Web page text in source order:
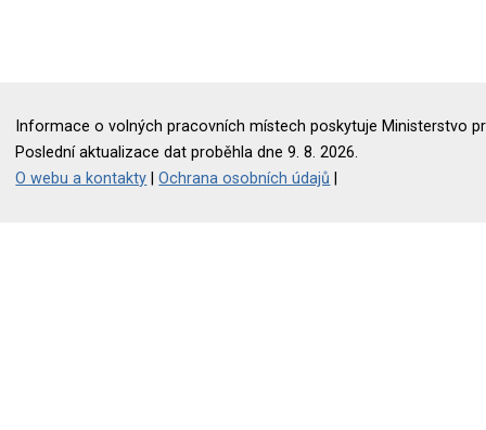
Informace o volných pracovních místech poskytuje Ministerstvo
Poslední aktualizace dat proběhla dne 9. 8. 2026.
O webu a kontakty |Ochrana osobních údajů